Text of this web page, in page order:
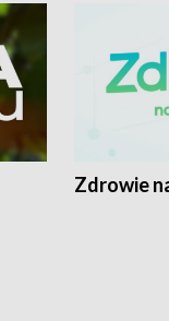
Zdrowie